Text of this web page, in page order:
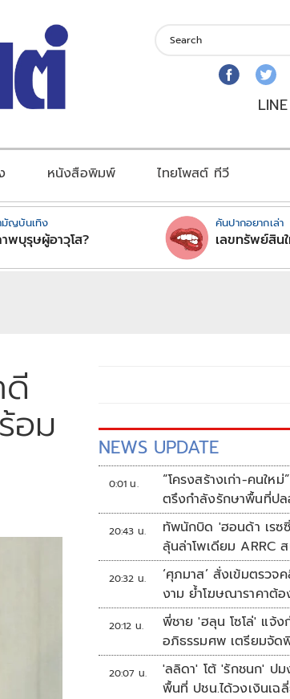
หนังสือพิมพ์ ไทยโพสต์ ทีวี
มัญบันเทิง
พบุรุษผู้อาวุโส?
คันปากอยากเล่า
เลขทรัพย์สิน
อม NEWS UPDATE
0:01 น.
“โครงสร้างเก่า-คนใหม่”
ตรึงกำลังรักษาพื้นที่ป
20:43 น.
ทัพนักบิด 'ฮอนด้า เรซ
ลุ้นล่าโพเดียม ARRC
กา
20:32 น.
‘ศุภมาส’ สั่งเข้มตรวจ
งาม ย้ำโฆษณาราคาต้อ
20:12 น.
พี่ชาย 'ฮลุน โซโล่' แจ้ง
อภิธรรมศพ เตรียมจัด
ส.ค.
20:07 น.
'ลลิดา' โต้ 'รักชนก' ปม
พื้นที่ ปชน.ได้วงเงินเฉ